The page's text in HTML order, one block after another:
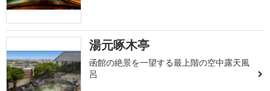
湯元啄木亭
函館の絶景を一望する最上階の空中露天風
呂